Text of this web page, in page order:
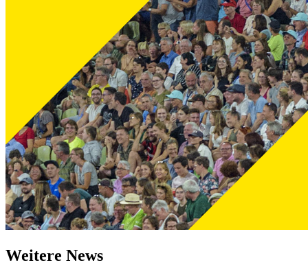
Weitere News